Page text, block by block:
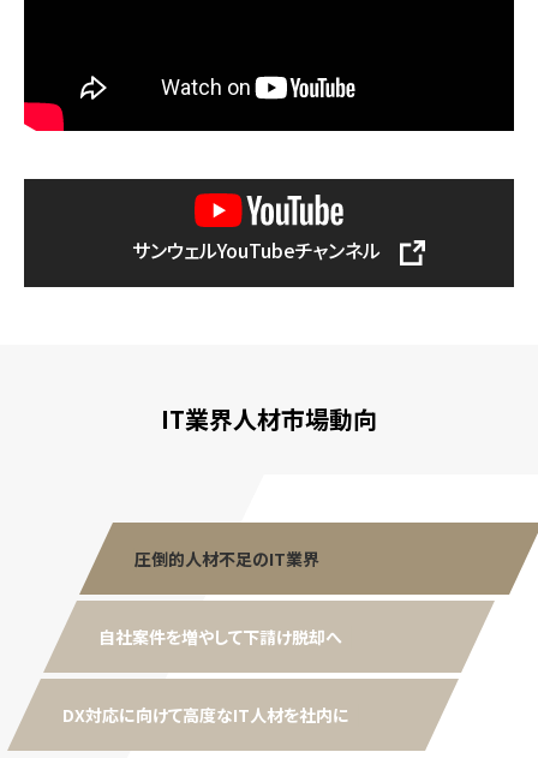
サンウェルYouTubeチャンネル
IT業界人材市場動向
圧倒的人材不足のIT業界
自社案件を増やして下請け脱却へ
DX対応に向けて高度なIT人材を社内に